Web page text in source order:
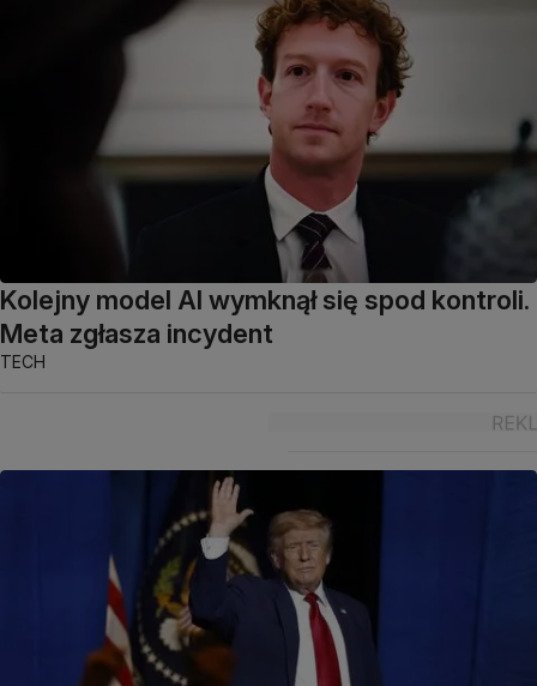
Kolejny model AI wymknął się spod kontroli.
Meta zgłasza incydent
TECH